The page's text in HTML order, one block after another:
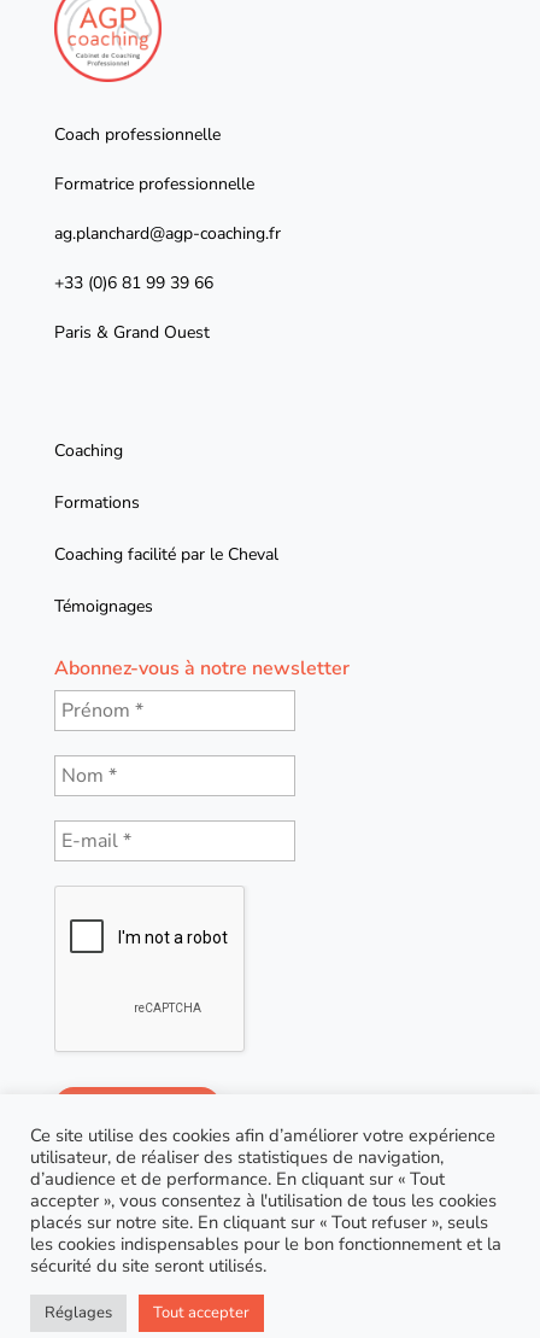
Coach professionnelle
Formatrice professionnelle
ag.planchard@agp-coaching.fr
+33 (0)6 81 99 39 66
Paris & Grand Ouest
Coaching
Formations
Coaching facilité par le Cheval
Témoignages
Abonnez-vous à notre newsletter
parMarion Houzé
Ce site utilise des cookies afin d’améliorer votre expérience
utilisateur, de réaliser des statistiques de navigation,
d’audience et de performance. En cliquant sur « Tout
accepter », vous consentez à l'utilisation de tous les cookies
placés sur notre site. En cliquant sur « Tout refuser », seuls
les cookies indispensables pour le bon fonctionnement et la
sécurité du site seront utilisés.
Réglages Tout accepter